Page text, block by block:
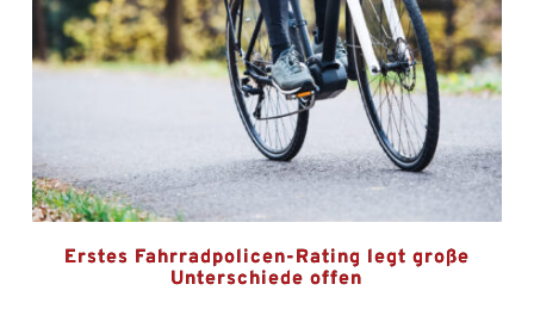
Erstes Fahrradpolicen-Rating legt große
Unterschiede offen